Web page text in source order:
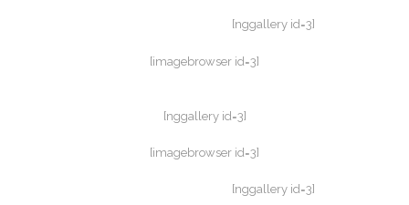
[nggallery id=3]
[imagebrowser id=3]
[nggallery id=3]
[imagebrowser id=3]
[nggallery id=3]